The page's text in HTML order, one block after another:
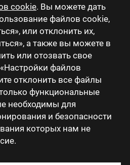
cookie. Вы можете дать
файлов cookie,
или отклонить их,
а также вы можете в
или отозвать свое
файлов
отклонить все файлы
функциональные
необходимы для
и безопасности
которых нам не